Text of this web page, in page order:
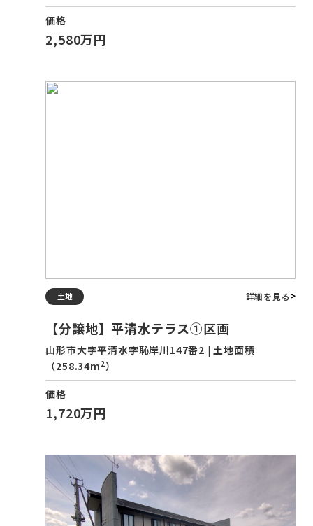
価格
2,580万円
土地 詳細を見る
【分譲地】平清水テラス①区画
山形市大字平清水字恥岸川147番2 | 土地面積
（258.34m 2）
価格
1,720万円